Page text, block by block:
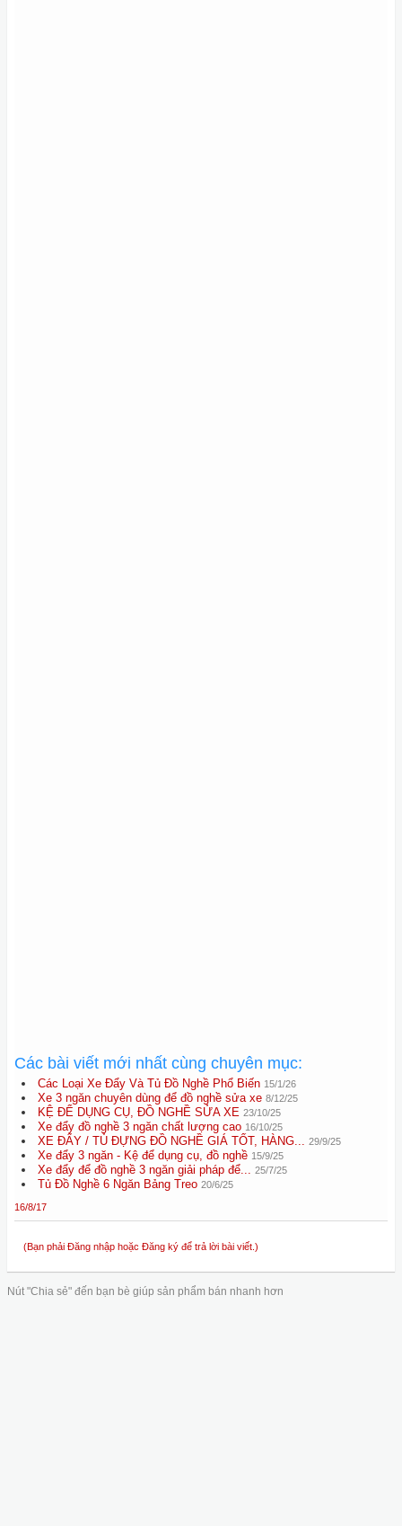
Các bài viết mới nhất cùng chuyên mục:
Các Loại Xe Đẩy Và Tủ Đồ Nghề Phổ Biến 15/1/26
Xe 3 ngăn chuyên dùng để đồ nghề sửa xe 8/12/25
KỆ ĐỂ DỤNG CỤ, ĐỒ NGHỀ SỬA XE 23/10/25
Xe đẩy đồ nghề 3 ngăn chất lượng cao 16/10/25
XE ĐẨY / TỦ ĐỰNG ĐỒ NGHỀ GIÁ TỐT, HÀNG... 29/9/25
Xe đẩy 3 ngăn - Kệ để dụng cụ, đồ nghề 15/9/25
Xe đẩy để đồ nghề 3 ngăn giải pháp để... 25/7/25
Tủ Đồ Nghề 6 Ngăn Bảng Treo 20/6/25
16/8/17
(Bạn phải Đăng nhập hoặc Đăng ký để trả lời bài viết.)
Nút "Chia sẻ" đến bạn bè giúp sản phẩm bán nhanh hơn